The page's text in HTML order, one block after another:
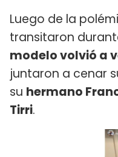
Luego de la
transitaron
modelo volvió a
juntaron a cenar
su hermano
Tirri.